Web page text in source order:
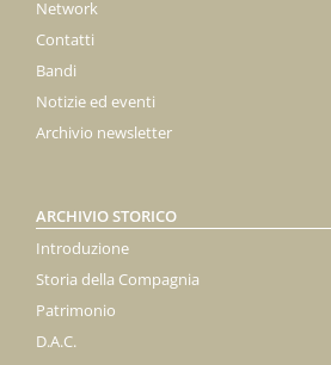
Network
Contatti
Bandi
Notizie ed eventi
Archivio newsletter
ARCHIVIO STORICO
Introduzione
Storia della Compagnia
Patrimonio
D.A.C.